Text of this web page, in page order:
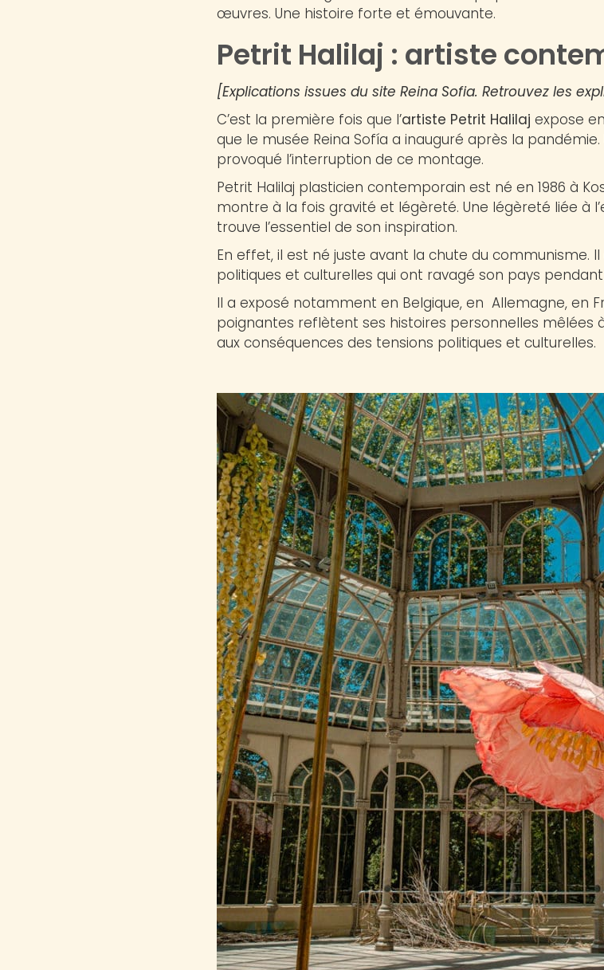
œuvres. Une histoire forte et émouvante.
Petrit Halilaj : artiste
[Explications issues du site Reina Sofia. Retrouvez les
C’est la première fois que l’artiste Petrit Halilaj expose
que le musée Reina Sofía a inauguré après la pandémie.
provoqué l’interruption de ce montage.
Petrit Halilaj plasticien contemporain est né en 1986 à
montre à la fois gravité et légèreté. Une légèreté liée à
trouve l’essentiel de son inspiration.
En effet, il est né juste avant la chute du communisme.
politiques et culturelles qui ont ravagé son pays
Il a exposé notamment en Belgique, en Allemagne, en
poignantes reflètent ses histoires personnelles mêlées
aux conséquences des tensions politiques et culturelles.